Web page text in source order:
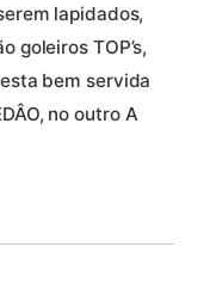
lapidados,
goleiros TOP’s,
bem servida
no outro A